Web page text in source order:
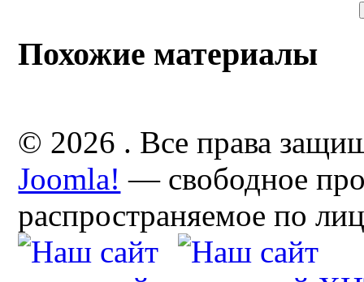
Похожие материалы
© 2026 . Все права
Joomla! — свободное
распространяемое по